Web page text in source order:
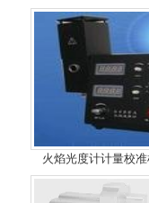
火焰光度计计量校